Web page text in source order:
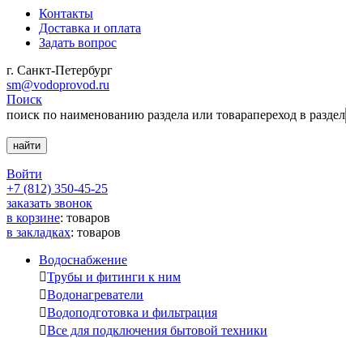
Контакты
Доставка и оплата
Задать вопрос
г. Санкт-Петербург
sm@vodoprovod.ru
Поиск
поиск по наименованию раздела или товарапереход в раздел
Войти
+7 (812) 350-45-25
заказать звонок
в корзине: товаров
в закладках: товаров
Водоснабжение
Трубы и фитинги к ним
Водонагреватели
Водоподготовка и фильтрация
Все для подключения бытовой техники